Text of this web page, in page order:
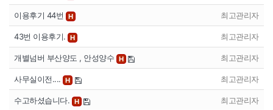
이용후기 44번 H 최고관리자
43번 이용후기. H 최고관리자
개별넘버 부산양도 , 안성양수 H 최고관리자
사무실이전.... H 최고관리자
수고하셨습니다. H 최고관리자